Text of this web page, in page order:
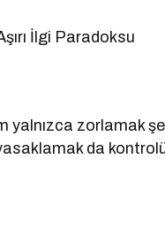
İlgi Paradoksu
yalnızca zorlamak
da